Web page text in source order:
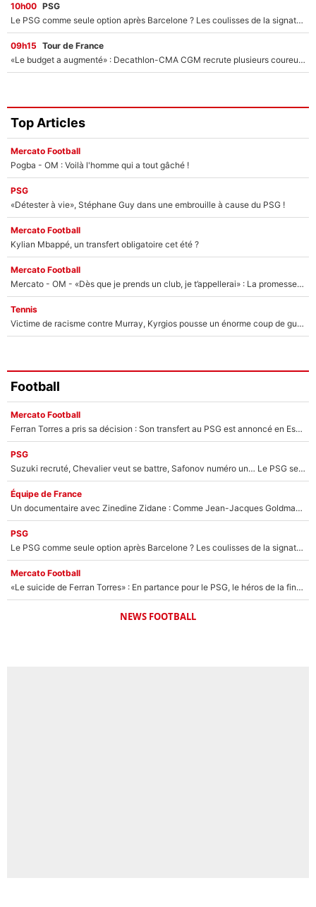
10h00 PSG
Le PSG comme seule option après Barcelone ? Les coulisses de la signature historique de Lionel Messi sont révélées au grand jour !
09h15 Tour de France
«Le budget a augmenté» : Decathlon-CMA CGM recrute plusieurs coureurs pour offrir à Paul Seixas une équipe pour gagner le Tour de France 2027
Top Articles
Mercato Football
Pogba - OM : Voilà l'homme qui a tout gâché !
PSG
«Détester à vie», Stéphane Guy dans une embrouille à cause du PSG !
Mercato Football
Kylian Mbappé, un transfert obligatoire cet été ?
Mercato Football
Mercato - OM - «Dès que je prends un club, je t’appellerai» : La promesse de Marcelino au moment de claquer la porte
Tennis
Victime de racisme contre Murray, Kyrgios pousse un énorme coup de gueule !
Football
Mercato Football
Ferran Torres a pris sa décision : Son transfert au PSG est annoncé en Espagne !
PSG
Suzuki recruté, Chevalier veut se battre, Safonov numéro un… Le PSG se lance encore dans un gros chantier pour le poste de gardien de but
Équipe de France
Un documentaire avec Zinedine Zidane : Comme Jean-Jacques Goldman et Mylène Farmer, le nouveau sélectionneur de l'équipe de France a recalé une journaliste très connue
PSG
Le PSG comme seule option après Barcelone ? Les coulisses de la signature historique de Lionel Messi sont révélées au grand jour !
Mercato Football
«Le suicide de Ferran Torres» : En partance pour le PSG, le héros de la finale de la Coupe du monde s'attire les foudres de la presse espagnole !
NEWS FOOTBALL